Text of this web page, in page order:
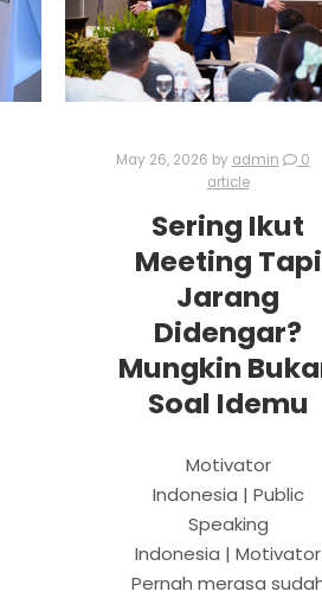
May 26, 2026 by admin
0
article
Sering Ikut
Meeting Tapi
Jarang
Didengar?
Mungkin
Soal Idemu
Motivator
Indonesia | Public
Speaking
Indonesia | Motivator
Pernah merasa